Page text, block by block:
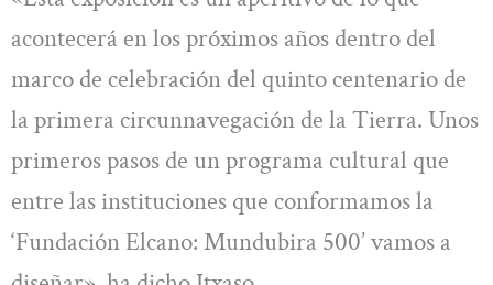
acontecerá en los próximos años dentro del
marco de celebración del quinto centenario de
la primera circunnavegación de la Tierra. Unos
primeros pasos de un programa cultural que
entre las instituciones que conformamos la
‘Fundación Elcano: Mundubira 500’ vamos a